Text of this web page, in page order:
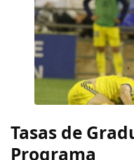
Tasas de
Programa